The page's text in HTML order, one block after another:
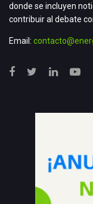
donde se incluyen
contribuir al debate
Email: